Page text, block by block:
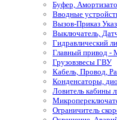
Буфер,
Вводные
Вызов-Приказ
Выключатель,
Гидравлический
Главный привод
Грузовзвесы ГВУ
Кабель, Провод,
Конденсаторы,
Ловитель кабины
Ограничитель